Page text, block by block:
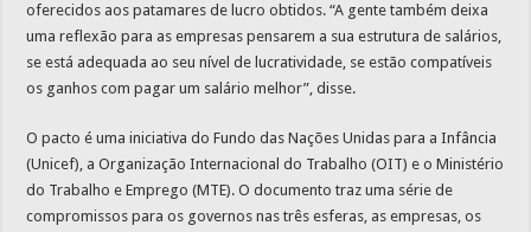
oferecidos aos patamares de lucro obtidos. “A gente também deixa
uma reflexão para as empresas pensarem a sua estrutura de salários,
se está adequada ao seu nível de lucratividade, se estão compatíveis
os ganhos com pagar um salário melhor”, disse.
O pacto é uma iniciativa do Fundo das Nações Unidas para a Infância
(Unicef), a Organização Internacional do Trabalho (OIT) e o Ministério
do Trabalho e Emprego (MTE). O documento traz uma série de
compromissos para os governos nas três esferas, as empresas, os